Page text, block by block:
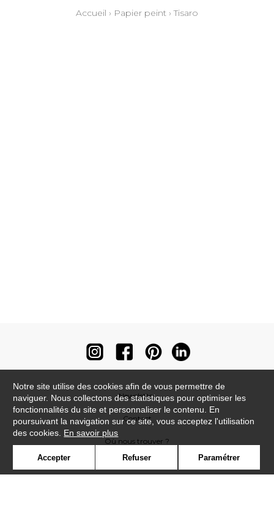
Accueil › Papier peint ›Tisaro
Newsletter
Contact
Où nous trouver ?
Notre site utilise des cookies afin de vous permettre de
naviguer. Nous collectons des statistiques pour optimiser les
fonctionnalités du site et personnaliser le contenu. En
poursuivant la navigation sur ce site, vous acceptez l'utilisation
des cookies. En savoir plus
Accepter Refuser Paramétrer